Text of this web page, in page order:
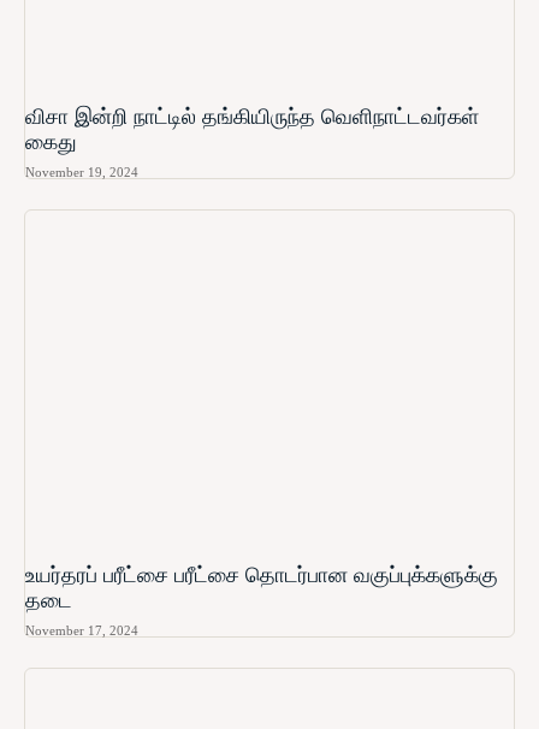
விசா இன்றி நாட்டில் தங்கியிருந்த வெளிநாட்டவர்கள்
கைது
November 19, 2024
உயர்தரப் பரீட்சை பரீட்சை தொடர்பான வகுப்புக்களுக்கு
தடை
November 17, 2024